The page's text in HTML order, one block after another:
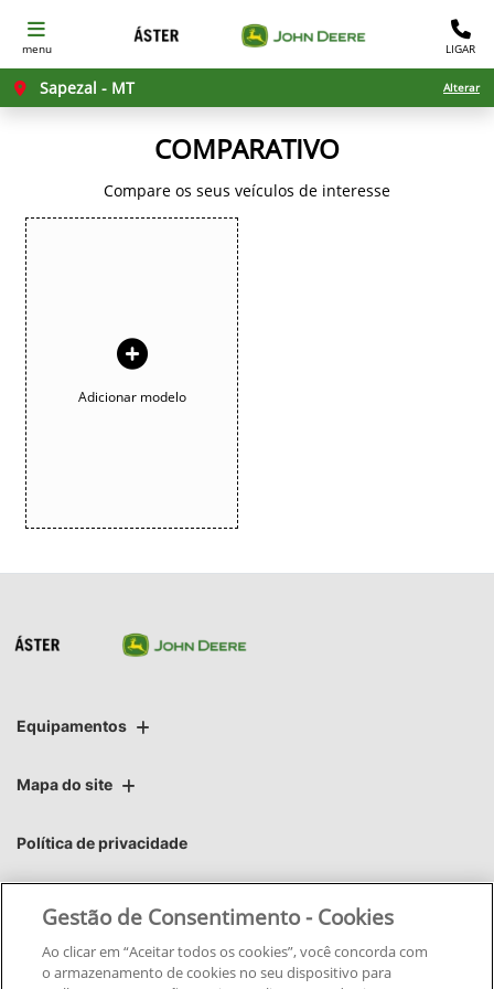
menu LIGAR
Sapezal - MT Alterar
COMPARATIVO
Compare os seus veículos de interesse
Adicionar modelo
Equipamentos
Mapa do site
Política de privacidade
Áster | Áster Máquinas e Soluções Integradas Ltda.
CNPJ: 06.220.403/0002-03
Gestão de Consentimento - Cookies
Ao clicar em “Aceitar todos os cookies”, você concorda com
o armazenamento de cookies no seu dispositivo para